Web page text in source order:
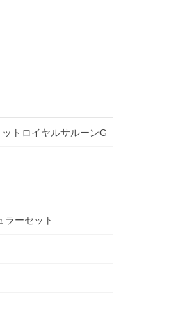
トロイヤルサルーンG
ラーセット